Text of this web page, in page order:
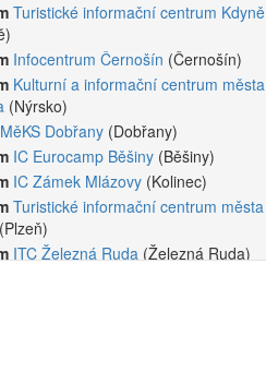
Turistické informační centrum Kdyně
Infocentrum Černošín (Černošín)
Kulturní a informační centrum města
(Nýrsko)
MěKS Dobřany (Dobřany)
IC Eurocamp Běšiny (Běšiny)
IC Zámek Mlázovy (Kolinec)
Turistické informační centrum města
(Plzeň)
ITC Železná Ruda (Železná Ruda)